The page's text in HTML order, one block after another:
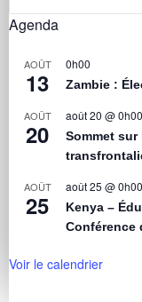
Agenda
AOÛT
13
0h00
Zambie :
AOÛT
20
août 20 @ 0h00
Sommet
AOÛT
25
août 25 @ 0h00
Kenya –
Conférence
Voir le calendrier